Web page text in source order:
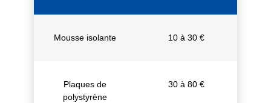
Mousse isolante 10 à 30 €
Plaques de
polystyrène
30 à 80 €